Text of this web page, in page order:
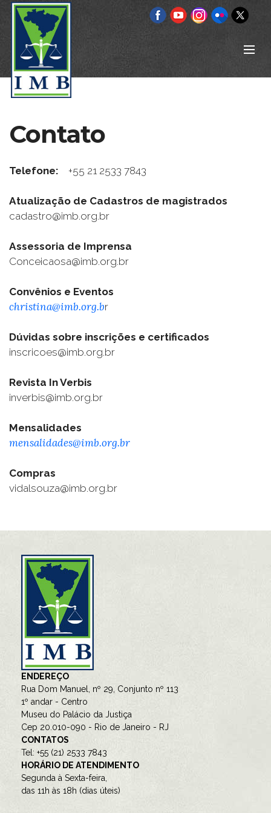
Contato
Telefone: +55 21 2533 7843
Atualização de Cadastros de magistrados
cadastro@imb.org.br
Assessoria de Imprensa
Conceicaosa@imb.org.br
Convênios e Eventos
christina@imb.org.br
Dúvidas sobre inscrições e certificados
inscricoes@imb.org.br
Revista In Verbis
inverbis@imb.org.br
Mensalidades
mensalidades@imb.org.br
Compras
vidalsouza@imb.org.br
ENDEREÇO
Rua Dom Manuel, nº 29, Conjunto nº 113
1º andar - Centro
Museu do Palácio da Justiça
Cep 20.010-090 - Rio de Janeiro - RJ
CONTATOS
Tel: +55 (21) 2533 7843
HORÁRIO DE ATENDIMENTO
Segunda à Sexta-feira,
das 11h às 18h (dias úteis)